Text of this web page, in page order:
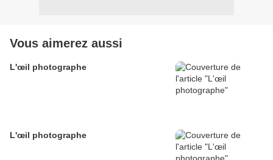
Vous aimerez aussi
L'œil photographe
L'œil photographe